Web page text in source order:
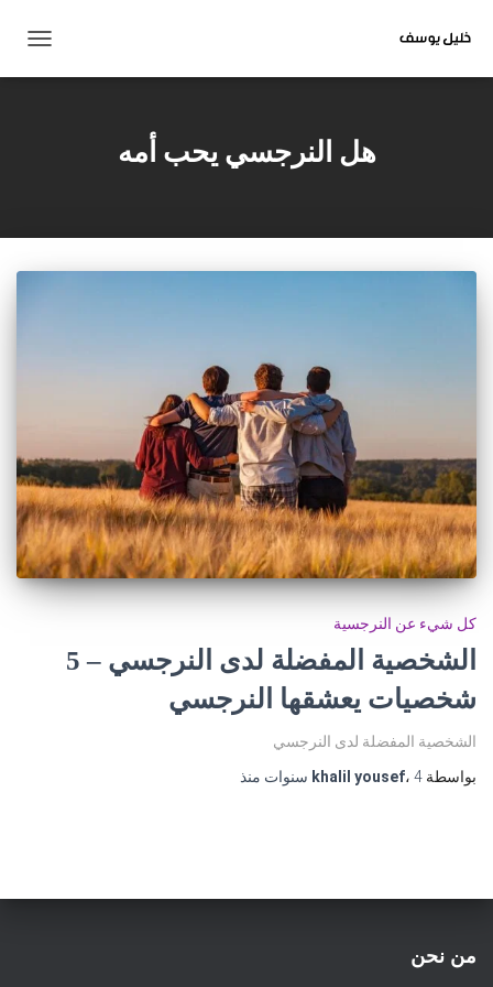
التنقل
هل النرجسي يحب أمه
كل شيء عن النرجسية
الشخصية المفضلة لدى النرجسي – 5
شخصيات يعشقها النرجسي
الشخصية المفضلة لدى النرجسي
بواسطة
khalil yousef، 4 سنوات منذ
من نحن